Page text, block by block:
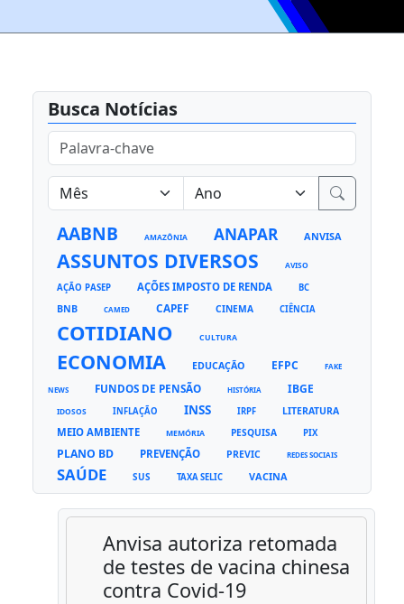
Busca Notícias
AABNB AMAZÔNIA ANAPAR ANVISA
ASSUNTOS DIVERSOS AVISO
AÇÃO PASEP AÇÕES IMPOSTO DE RENDA BC
BNB CAMED CAPEF CINEMA CIÊNCIA
COTIDIANO CULTURA
ECONOMIA EDUCAÇÃO EFPC FAKE
NEWS FUNDOS DE PENSÃO HISTÓRIA IBGE
IDOSOS INFLAÇÃO INSS IRPF LITERATURA
MEIO AMBIENTE MEMÓRIA PESQUISA PIX
PLANO BD PREVENÇÃO PREVIC REDES SOCIAIS
SAÚDE SUS TAXA SELIC VACINA
Anvisa autoriza retomada
de testes de vacina chinesa
contra Covid-19